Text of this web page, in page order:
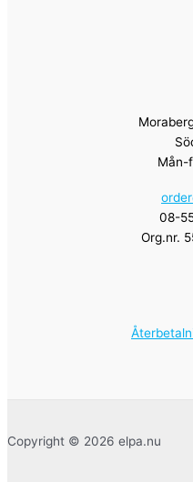
Mån-
08-
Org.nr.
Copyright © 2026 elpa.nu